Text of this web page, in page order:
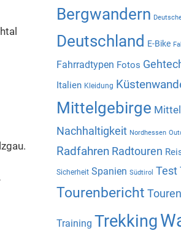
Bergwandern
Deutschland E-Bike
Fahrradtypen Fotos
Italien Kleidung
Mittelgebirge
Nachhaltigkeit Nordhessen
Radfahren Radtouren
Sicherheit Spanien Südtirol Test
Tourenbericht
Training Trekking